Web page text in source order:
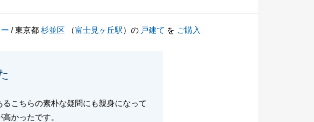
/ 東京都杉並区 （富士見ヶ丘駅）の 戸建て を ご購入
こちらの素朴な疑問にも親身になって
かったです。